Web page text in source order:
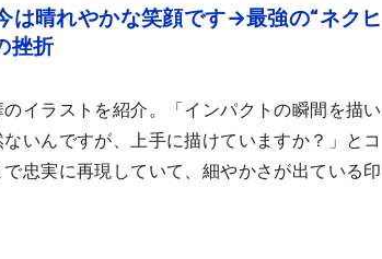
晴れやかな笑顔です→最強の“ネクヒ
挫折
イラストを紹介。「インパクトの瞬間を描い
いんですが、上手に描けていますか？」とコ
忠実に再現していて、細やかさが出ている印